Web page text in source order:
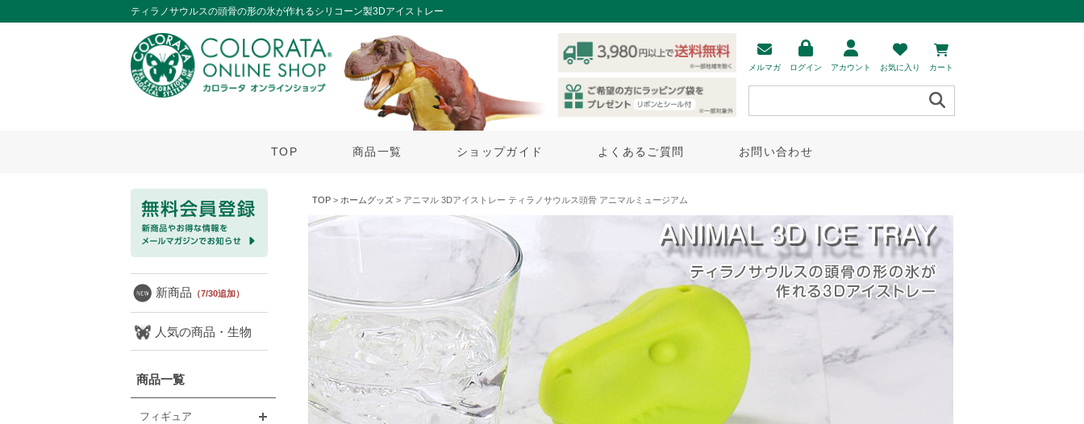
ティラノサウルスの頭骨の形の氷が作れるシリコーン製3Dアイストレー
メルマガ ログイン アカウント お気に入り カート
TOP 商品一覧 ショップガイド よくあるご質問 お問い合わせ
新商品 （7/30追加）
人気の商品・生物
商品一覧
フィギュア
TOP > ホームグッズ > アニマル 3Dアイストレー ティラノサウルス頭骨 アニマルミュージアム